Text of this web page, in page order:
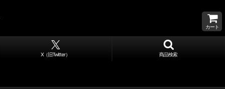
カート
X（旧Twitter） 商品検索